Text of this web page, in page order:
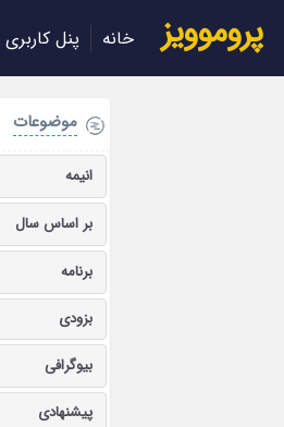
پروموویز خانه پنل کاربری
موضوعات
انیمه
بر اساس سال
برنامه
بزودی
بیوگرافی
پیشنهادی